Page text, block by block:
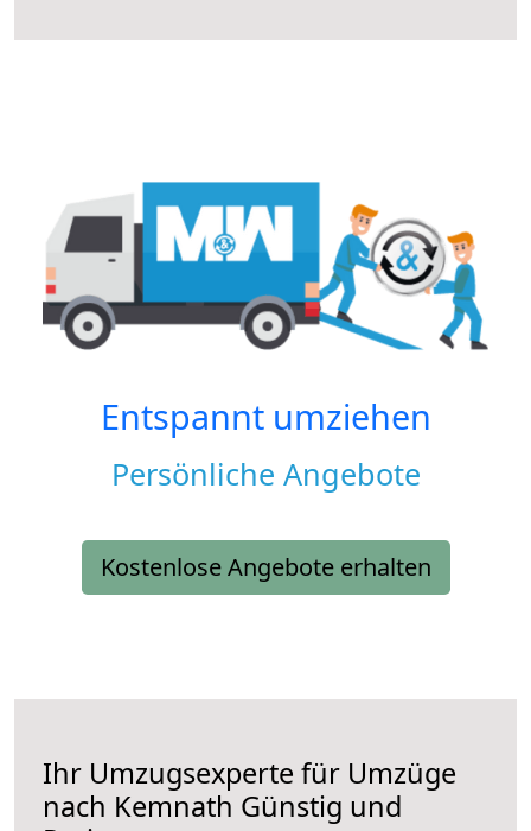
Entspannt umziehen
Persönliche Angebote
Kostenlose Angebote erhalten
Ihr Umzugsexperte für Umzüge
nach Kemnath Günstig und